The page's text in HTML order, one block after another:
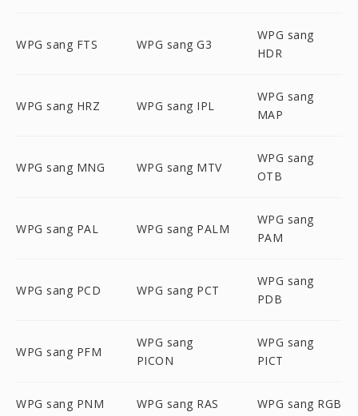
WPG sang FTS WPG sang G3
WPG sang
HDR
WPG sang HRZ WPG sang IPL
WPG sang
MAP
WPG sang MNG WPG sang MTV
WPG sang
OTB
WPG sang PAL WPG sang PALM
WPG sang
PAM
WPG sang PCD WPG sang PCT
WPG sang
PDB
WPG sang PFM
WPG sang
PICON
WPG sang
PICT
WPG sang PNM WPG sang RAS WPG sang RGB